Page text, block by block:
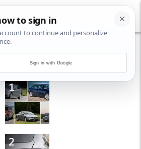
1
2
Sign in with Google